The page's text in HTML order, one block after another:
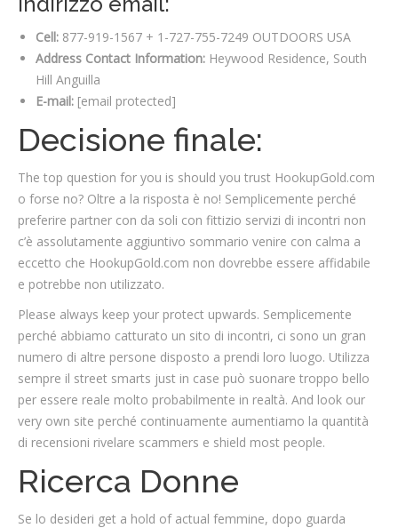
Cell: 877-919-1567 + 1-727-755-7249 OUTDOORS USA
Address Contact Information: Heywood Residence, South
Hill Anguilla
E-mail: [email protected]
Decisione finale:
The top question for you is should you trust HookupGold.com
o forse no? Oltre a la risposta è no! Semplicemente perché
preferire partner con da soli con fittizio servizi di incontri non
c’è assolutamente aggiuntivo sommario venire con calma a
eccetto che HookupGold.com non dovrebbe essere affidabile
e potrebbe non utilizzato.
Please always keep your protect upwards. Semplicemente
perché abbiamo catturato un sito di incontri, ci sono un gran
numero di altre persone disposto a prendi loro luogo. Utilizza
sempre il street smarts just in case può suonare troppo bello
per essere reale molto probabilmente in realtà. And look our
very own site perché continuamente aumentiamo la quantità
di recensioni rivelare scammers e shield most people.
Ricerca Donne
Se lo desideri get a hold of actual femmine, dopo guarda